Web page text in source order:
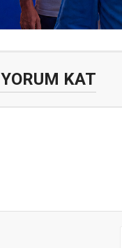
YORUM KAT